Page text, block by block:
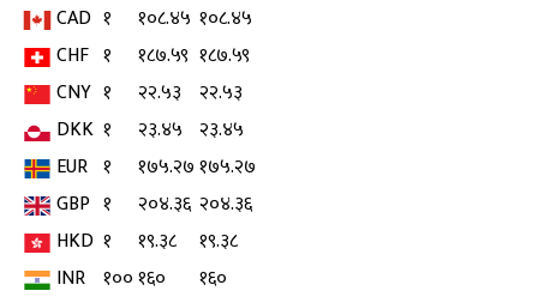
CAD १ १०८.४५ १०८.४५
CHF १ १८७.५९ १८७.५९
CNY १ २२.५३
२२.५३
DKK १ २३.४५ २३.४५
EUR १ १७५.२७१७५.२७
GBP १ २०४.३६ २०४.३६
HKD १ १९.३८
१९.३८
INR १००१६०
१६०